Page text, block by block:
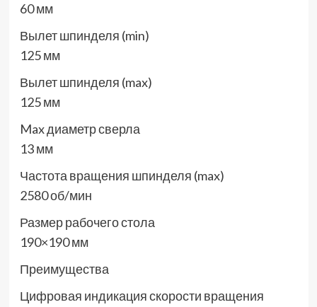
60 мм
Вылет шпинделя (min)
125 мм
Вылет шпинделя (max)
125 мм
Max диаметр сверла
13 мм
Частота вращения шпинделя (max)
2580 об/мин
Размер рабочего стола
190×190 мм
Преимущества
Цифровая индикация скорости вращения